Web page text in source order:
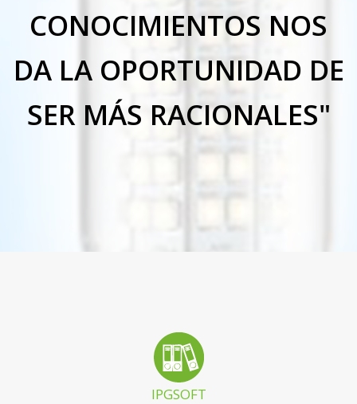
CONOCIMIENTOS NOS
DA LA OPORTUNIDAD DE
SER MÁS RACIONALES"
IPGSOFT